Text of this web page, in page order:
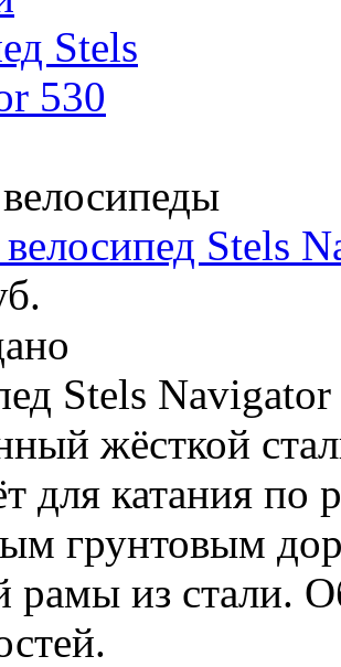
Stels
Stels
жёсткой
для катания
грунтовым
рамы из стали.